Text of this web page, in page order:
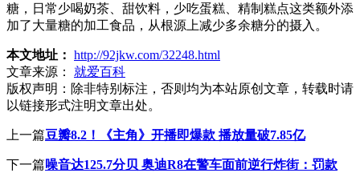
糖，日常少喝奶茶、甜饮料，少吃蛋糕、精制糕点这类额外添
加了大量糖的加工食品，从根源上减少多余糖分的摄入。
本文地址： http://92jkw.com/32248.html
文章来源：
就爱百科
版权声明： 除非特别标注，否则均为本站原创文章，转载时请
以链接形式注明文章出处。
上一篇豆瓣8.2！《主角》开播即爆款 播放量破7.85亿
下一篇噪音达125.7分贝 奥迪R8在警车面前逆行炸街：罚款